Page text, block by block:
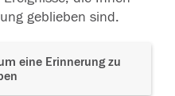
geblieben sind.
eine Erinnerung zu